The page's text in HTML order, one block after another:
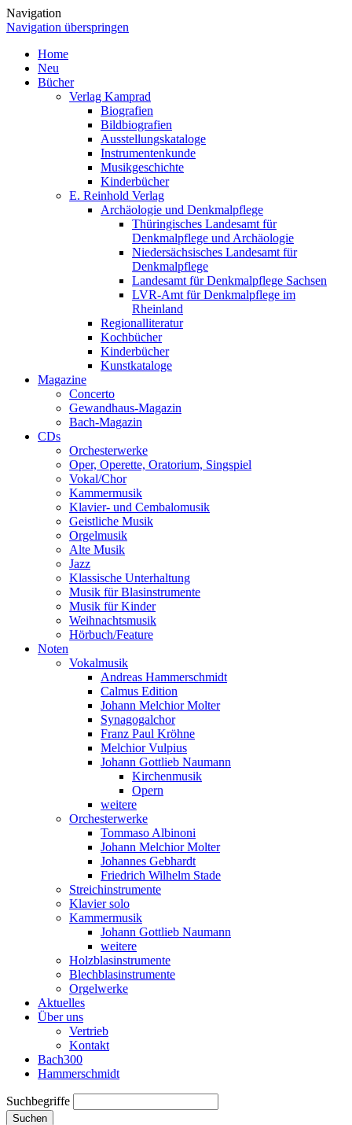
Navigation
Navigation überspringen
Home
Neu
Bücher
Verlag Kamprad
Biografien
Bildbiografien
Ausstellungskataloge
Instrumentenkunde
Musikgeschichte
Kinderbücher
E. Reinhold Verlag
Archäologie und Denkmalpflege
Thüringisches Landesamt für
Denkmalpflege und Archäologie
Niedersächsisches Landesamt für
Denkmalpflege
Landesamt für Denkmalpflege Sachsen
LVR-Amt für Denkmalpflege im
Rheinland
Regionalliteratur
Kochbücher
Kinderbücher
Kunstkataloge
Magazine
Concerto
Gewandhaus-Magazin
Bach-Magazin
CDs
Orchesterwerke
Oper, Operette, Oratorium, Singspiel
Vokal/Chor
Kammermusik
Klavier- und Cembalomusik
Geistliche Musik
Orgelmusik
Alte Musik
Jazz
Klassische Unterhaltung
Musik für Blasinstrumente
Musik für Kinder
Weihnachtsmusik
Hörbuch/Feature
Noten
Vokalmusik
Andreas Hammerschmidt
Calmus Edition
Johann Melchior Molter
Synagogalchor
Franz Paul Kröhne
Melchior Vulpius
Johann Gottlieb Naumann
Kirchenmusik
Opern
weitere
Orchesterwerke
Tommaso Albinoni
Johann Melchior Molter
Johannes Gebhardt
Friedrich Wilhelm Stade
Streichinstrumente
Klavier solo
Kammermusik
Johann Gottlieb Naumann
weitere
Holzblasinstrumente
Blechblasinstrumente
Orgelwerke
Aktuelles
Über uns
Vertrieb
Kontakt
Bach300
Hammerschmidt
Suchbegriffe
Suchen